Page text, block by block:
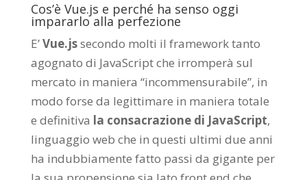
Cos’è Vue.js e perché ha senso oggi
impararlo alla perfezione
E’Vue.jssecondo molti il framework tanto
agognato di JavaScript che irromperà sul
mercato in maniera “incommensurabile”, in
modo forse da legittimare in maniera totale
e definitiva la consacrazione di JavaScript,
linguaggio web che in questi ultimi due anni
ha indubbiamente fatto passi da gigante per